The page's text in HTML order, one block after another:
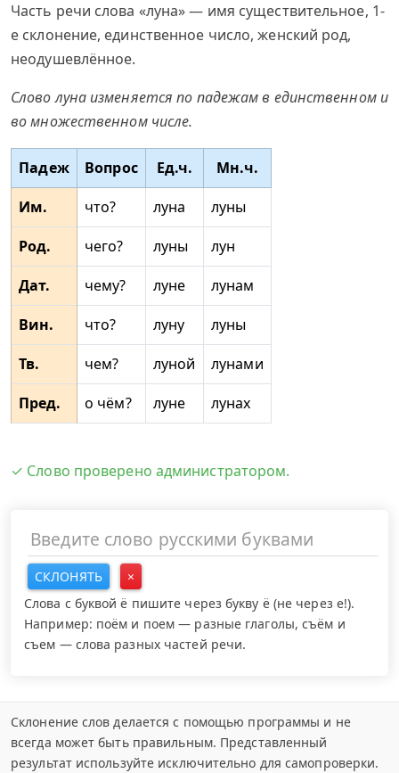
Часть речи слова «луна» — имя существительное, 1-
е склонение, единственное число, женский род,
неодушевлённое.
Слово луна изменяется по падежам в единственном и
во множественном числе.
Падеж Вопрос Ед.ч.
Мн.ч.
Им.
что? луна
луны
Род.
чего? луны
лун
Дат.
чему? луне
лунам
Вин.
что? луну
луны
Тв.
чем? луной
лунами
Пред.
о чём? луне лунах
✓ Слово проверено администратором.
СКЛОНЯТЬ
×
Слова с буквой ё пишите через букву ё (не через е!).
Например: поём и поем — разные глаголы, съём и
съем — слова разных частей речи.
Склонение слов делается с помощью программы и не
всегда может быть правильным. Представленный
результат используйте исключительно для самопроверки.